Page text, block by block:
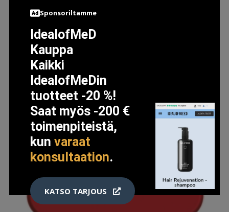
ACQUA DI GIO HOMME PROFONDO , 75 ML ARMANI
85.9 EUR
LISÄTIETOJA
Sponsoriltamme
IdealofMeD
Kauppa
Kaikki
IdealofMeDin
tuotteet -20 %!
Saat myös -200 €
toimenpiteistä,
kunvaraat
konsultaation.
KATSO TARJOUS